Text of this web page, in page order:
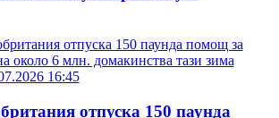
16:45
отпуска 150 паунда